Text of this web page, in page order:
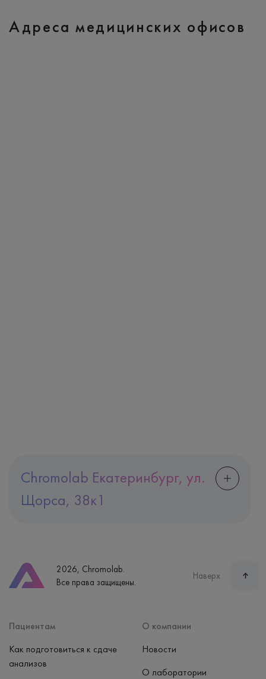
Chromolab Екатеринбург, ул.
Щорса, 38к1
Часы работы
пн-вс: 7:30-15:00
Адреса медицинских офисов
2026, Chromolab.
Все права защищены.
Наверх
Пациентам
Как подготовиться к сдаче
анализов
О компании
Новости
О лаборатории